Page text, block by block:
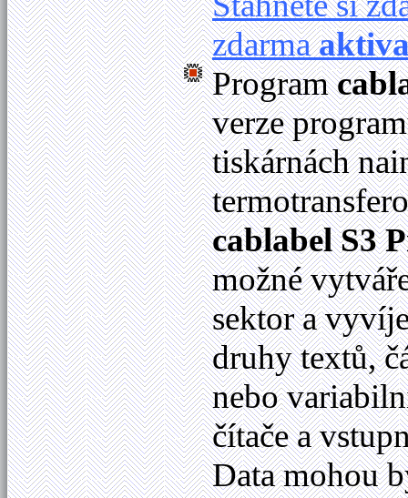
zdarma
Program
verze
tiskárnách
cablabel S3
možné
sektor a
druhy textů,
nebo
čítače a
Data mohou